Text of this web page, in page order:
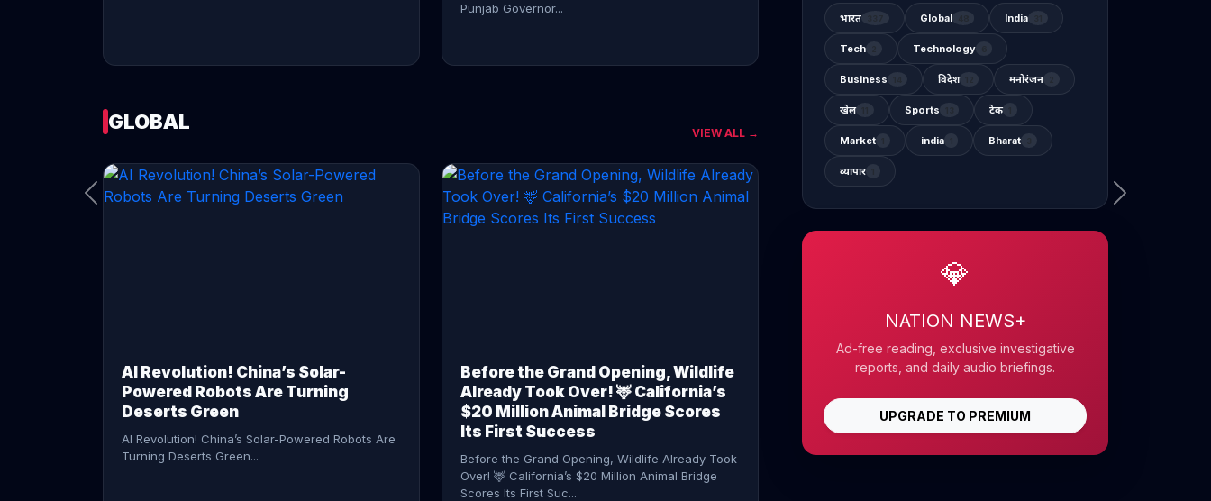
Punjab Governor...
CONTINUE READING →
GLOBAL VIEW ALL →
AI Revolution! China’s Solar-
Powered Robots Are Turning
Deserts Green
AI Revolution! China’s Solar-Powered Robots Are
Turning Deserts Green...
Before the Grand Opening, Wildlife
Already Took Over! 🦌 California’s
$20 Million Animal Bridge Scores
Its First Success
Before the Grand Opening, Wildlife Already Took
Over! 🦌 California’s $20 Million Animal Bridge
Scores Its First Suc...
भारत Global India
Tech Technology
Business विदेश मनोरंजन
खेल Sports टेक
Market india Bharat
व्यापार
💎
NATION NEWS+
Ad-free reading, exclusive investigative
reports, and daily audio briefings.
UPGRADE TO PREMIUM